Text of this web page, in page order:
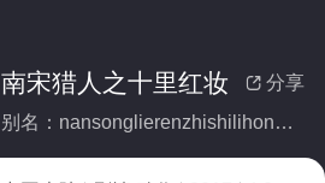
 分享
南宋猎人之十里红妆
别名：nansonglierenzhishilihongzhuang